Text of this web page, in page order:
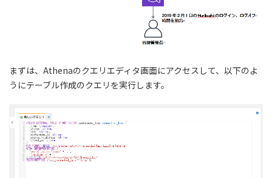
まずは、Athenaのクエリエディタ画面にアクセスして、以下のよ
うにテーブル作成のクエリを実行します。